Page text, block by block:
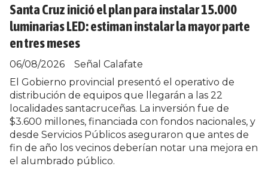
Santa Cruz inició el plan para instalar 15.000
luminarias LED: estiman instalar la mayor parte
en tres meses
Señal Calafate
06/08/2026
El Gobierno provincial presentó el operativo de
distribución de equipos que llegarán a las 22
localidades santacruceñas. La inversión fue de
$3.600 millones, financiada con fondos nacionales, y
desde Servicios Públicos aseguraron que antes de
fin de año los vecinos deberían notar una mejora en
el alumbrado público.